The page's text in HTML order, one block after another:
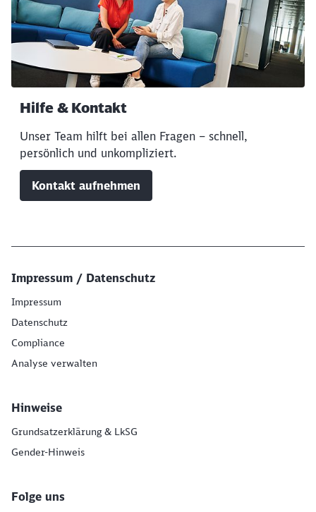
Hilfe & Kontakt
Unser Team hilft bei allen Fragen – schnell,
persönlich und unkompliziert.
Kontakt aufnehmen
Impressum / Datenschutz
Impressum
Datenschutz
Compliance
Analyse verwalten
Hinweise
Grundsatzerklärung & LkSG
Gender-Hinweis
Folge uns